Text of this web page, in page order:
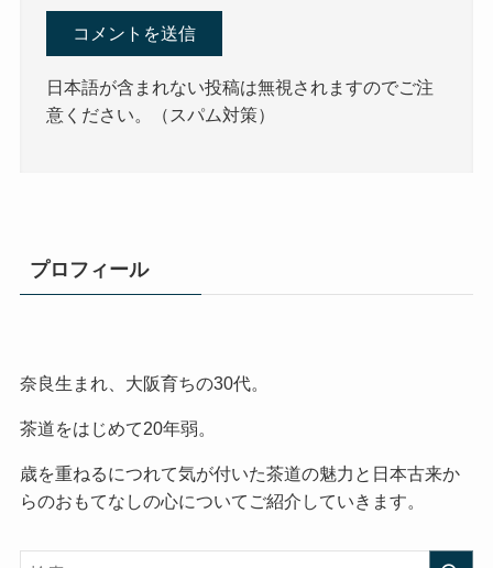
日本語が含まれない投稿は無視されますのでご注
意ください。（スパム対策）
プロフィール
奈良生まれ、大阪育ちの30代。
茶道をはじめて20年弱。
歳を重ねるにつれて気が付いた茶道の魅力と日本古来か
らのおもてなしの心についてご紹介していきます。